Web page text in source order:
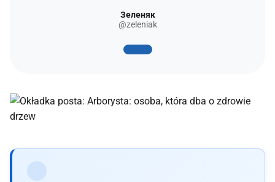
Зеленяк
@zeleniak